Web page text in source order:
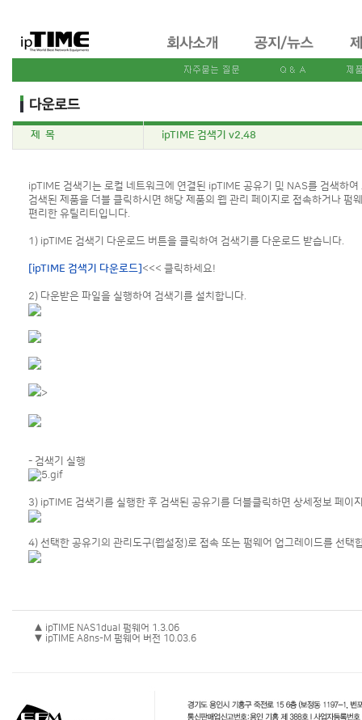
제 목 ipTIME 검색기 v2.48
ipTIME 검색기는 로컬 네트워크에 연결된 ipTIME 공유기 및 NAS를 검색하여
검색된 제품을 더블 클릭하시면 해당 제품의 웹 관리 페이지로 접속하거나 펌
편리한 유틸리티입니다.
1) ipTIME 검색기 다운로드 버튼을 클릭하여 검색기를 다운로드 받습니다.
[ipTIME 검색기 다운로드] <<< 클릭하세요!
2) 다운받은 파일을 실행하여 검색기를 설치합니다.
>
- 검색기 실행
3) ipTIME 검색기를 실행한 후 검색된 공유기를 더블클릭하면 상세정보 페이
4) 선택한 공유기의 관리도구(웹설정)로 접속 또는 펌웨어 업그레이드를 선택
▲ ipTIME NAS1dual 펌웨어 1.3.06
▼ ipTIME A8ns-M 펌웨어 버전 10.03.6